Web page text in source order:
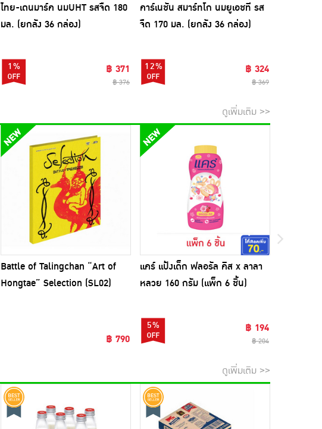
ไทย-เดนมาร์ค นมUHT รสจืด 180
มล. (ยกลัง 36 กล่อง)
1% ฿ 371
฿ 376
คาร์เนชัน สมาร์ทโก นมยูเอชที รส
จืด 170 มล. (ยกลัง 36 กล่อง)
12% ฿ 324
฿ 369
ดูเพิ่มเติม >>
Battle of Talingchan “Art of
Hongtae” Selection (SL02)
฿ 790
แคร์ แป้งเด็ก ฟลอรัล คิส x ลาลา
หลวย 160 กรัม (แพ็ก 6 ชิ้น)
5% ฿ 194
฿ 204
ดูเพิ่มเติม >>